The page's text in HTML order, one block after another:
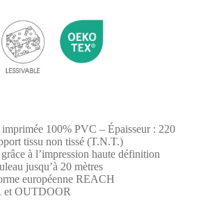
100% PVC – Épaisseur : 220
tissu non tissé (T.N.T.)
à l’impression haute définition
jusqu’à 20 mètres
européenne REACH
et OUTDOOR